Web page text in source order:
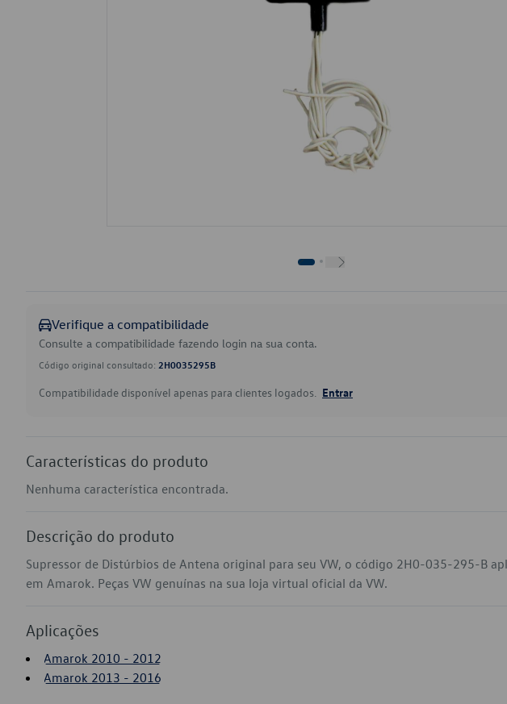
Verifique a compatibilidade
Consulte a compatibilidade fazendo login na sua conta.
Código original consultado: 2H0035295B
Compatibilidade disponível apenas para clientes logados. Entrar
Características do produto
Nenhuma característica encontrada.
Descrição do produto
Supressor de Distúrbios de Antena original para seu VW, o código 2H0-035-295-B
em Amarok. Peças VW genuínas na sua loja virtual oficial da VW.
Aplicações
Amarok 2010 - 2012
Amarok 2013 - 2016